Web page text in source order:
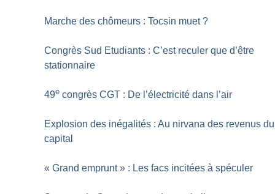
Marche des chômeurs : Tocsin muet ?
Congrès Sud Etudiants : C’est reculer que d’être
stationnaire
49e congrès CGT : De l’électricité dans l’air
Explosion des inégalités : Au nirvana des revenus du
capital
« Grand emprunt » : Les facs incitées à spéculer